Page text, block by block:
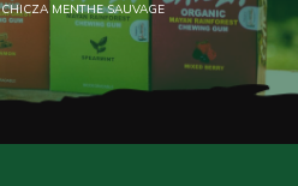
CHICZA MENTHE SAUVAGE